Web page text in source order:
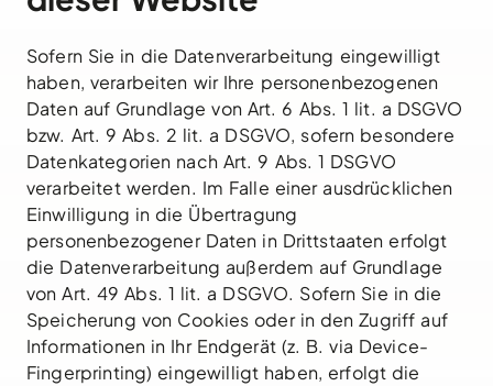
Sofern Sie in die Datenverarbeitung eingewilligt
haben, verarbeiten wir Ihre personenbezogenen
Daten auf Grundlage von Art. 6 Abs. 1 lit. a DSGVO
bzw. Art. 9 Abs. 2 lit. a DSGVO, sofern besondere
Datenkategorien nach Art. 9 Abs. 1 DSGVO
verarbeitet werden. Im Falle einer ausdrücklichen
Einwilligung in die Übertragung
personenbezogener Daten in Drittstaaten erfolgt
die Datenverarbeitung außerdem auf Grundlage
von Art. 49 Abs. 1 lit. a DSGVO. Sofern Sie in die
Speicherung von Cookies oder in den Zugriff auf
Informationen in Ihr Endgerät (z. B. via Device-
Fingerprinting) eingewilligt haben, erfolgt die